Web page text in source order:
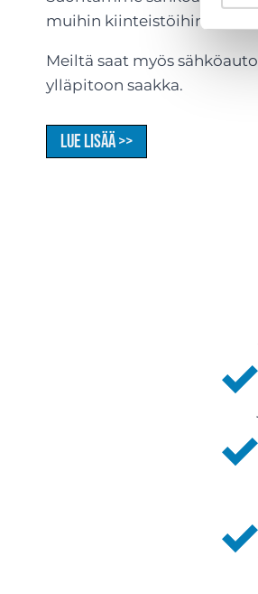
muihin kiinteistöihin.
Meiltä saat myös
ylläpitoon saakka.
Lue lisää >>